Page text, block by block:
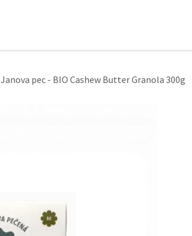
Janova pec - BIO Cashew Butter Granola 300g